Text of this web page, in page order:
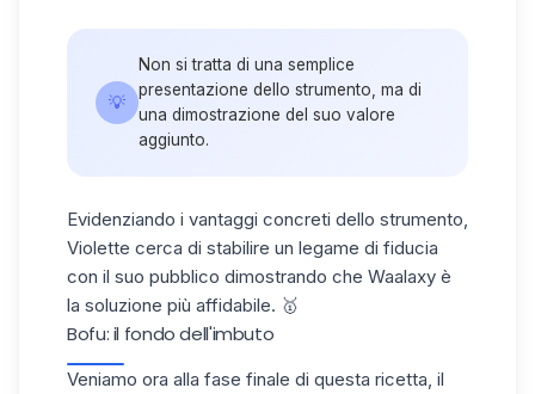
💡
Non si tratta di una semplice
presentazione dello strumento, ma di
una dimostrazione del suo valore
aggiunto.
Evidenziando i vantaggi concreti dello strumento,
Violette cerca di stabilire un legame di fiducia
con il suo pubblico dimostrando che Waalaxy è
la soluzione più affidabile. 🥇
Bofu: il fondo dell'imbuto
Veniamo ora alla fase finale di questa ricetta, il